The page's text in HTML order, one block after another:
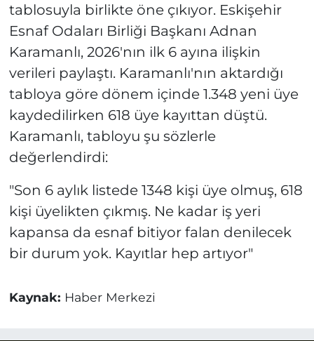
tablosuyla birlikte öne çıkıyor. Eskişehir
Esnaf Odaları Birliği Başkanı Adnan
Karamanlı, 2026'nın ilk 6 ayına ilişkin
verileri paylaştı. Karamanlı'nın aktardığı
tabloya göre dönem içinde 1.348 yeni üye
kaydedilirken 618 üye kayıttan düştü.
Karamanlı, tabloyu şu sözlerle
değerlendirdi:
"Son 6 aylık listede 1348 kişi üye olmuş, 618
kişi üyelikten çıkmış. Ne kadar iş yeri
kapansa da esnaf bitiyor falan denilecek
bir durum yok. Kayıtlar hep artıyor"
Kaynak: Haber Merkezi